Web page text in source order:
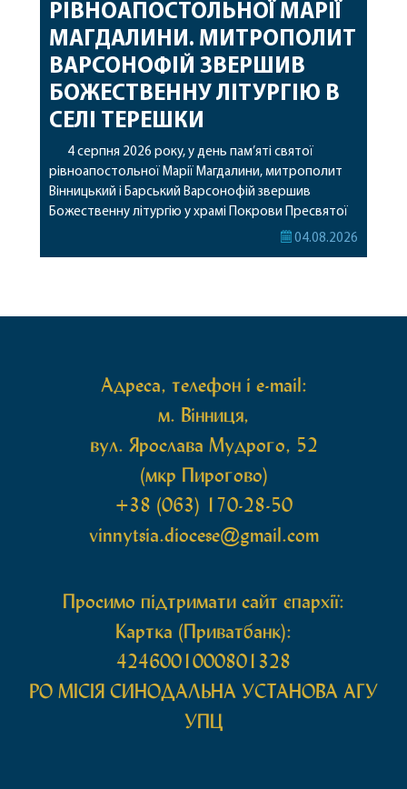
РІВНОАПОСТОЛЬНОЇ МАРІЇ
МАГДАЛИНИ. МИТРОПОЛИТ
ВАРСОНОФІЙ ЗВЕРШИВ
БОЖЕСТВЕННУ ЛІТУРГІЮ В
СЕЛІ ТЕРЕШКИ
4 серпня 2026 року, у день пам’яті святої
рівноапостольної Марії Магдалини, митрополит
Вінницький і Барський Варсонофій звершив
Божественну літургію у храмі Покрови Пресвятої
Богородиці села Терешки Барського благочиння.
04.08.2026
Адреса, телефон і e-mail:
м. Вінниця,
вул. Ярослава Мудрого, 52
(мкр Пирогово)
+38 (063) 170-28-50
vinnytsia.diocese@gmail.com
Просимо підтримати сайт єпархії:
Картка (Приватбанк):
4246001000801328
РО МIСIЯ СИНОДАЛЬНА УСТАНОВА АГУ
УПЦ